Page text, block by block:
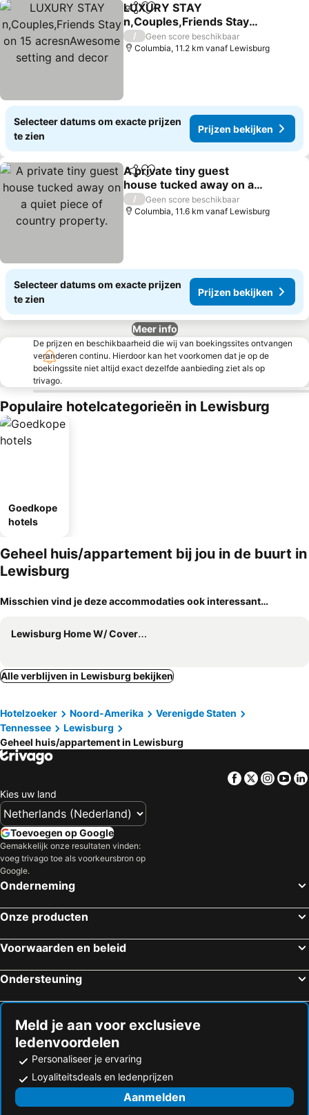
DelenToevoegen aan favorieten
LUXURY STAY
n,Couples,Friends Stay
on 15 acresnAwesome
setting and decor
Prijzen bekijken
/
Geen score beschikbaar
Columbia, 11.2 km vanaf Lewisburg
Selecteer datums om exacte prijzen
te zien
Prijzen bekijken
DelenToevoegen aan favorieten
A private tiny guest
house tucked away on a
quiet piece of country
property.
Prijzen bekijken
/
Geen score beschikbaar
Columbia, 11.6 km vanaf Lewisburg
Selecteer datums om exacte prijzen
te zien
Prijzen bekijken
Meer info
De prijzen en beschikbaarheid die wij van boekingssites ontvangen
veranderen continu. Hierdoor kan het voorkomen dat je op de
boekingssite niet altijd exact dezelfde aanbieding ziet als op
trivago.
Populaire hotelcategorieën in Lewisburg
Goedkope
hotels
Geheel huis/appartement bij jou in de buurt in
Lewisburg
Misschien vind je deze accommodaties ook interessant…
Lewisburg Home W/ Covered Patio - Near Downtown!
Alle verblijven in Lewisburg bekijken
Hotelzoeker Noord-Amerika
Verenigde Staten
Tennessee
Lewisburg
Geheel huis/appartement in Lewisburg
Facebook
Twitter
Kies uw land
Toevoegen op Google
Gemakkelijk onze resultaten vinden:
voeg trivago toe als voorkeursbron op
Google.
Onderneming
Onze producten
Voorwaarden en beleid
Ondersteuning
Meld je aan voor exclusieve
ledenvoordelen
Personaliseer je ervaring
Loyaliteitsdeals en ledenprijzen
Aanmelden